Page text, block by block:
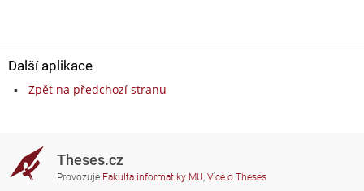
Další aplikace
Zpět na předchozí stranu
Theses.cz
Provozuje Fakulta informatiky MU, Více o Theses